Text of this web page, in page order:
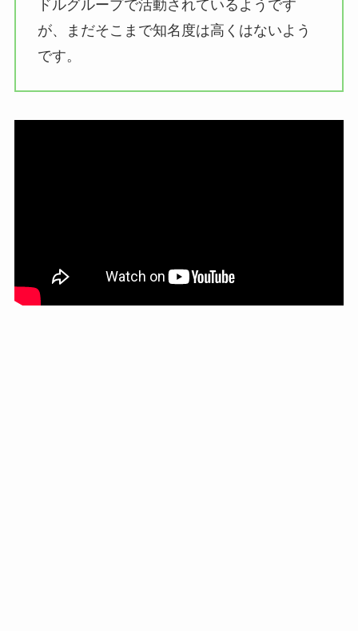
ドルグループで活動されているようです
が、まだそこまで知名度は高くはないよう
です。